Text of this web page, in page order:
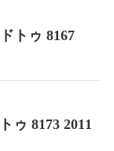
トゥ 8167
ゥ 8173 2011